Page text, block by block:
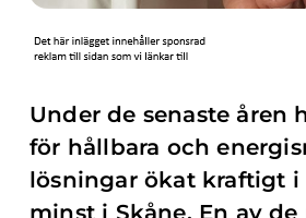
Under de senaste åren
för hållbara och
lösningar ökat kraftigt i
minst i Skåne. En av de